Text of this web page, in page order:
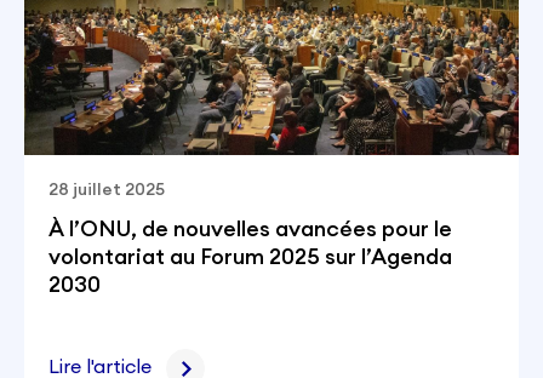
28 juillet 2025
À l’ONU, de nouvelles avancées pour le
volontariat au Forum 2025 sur l’Agenda
2030
Lire l'article